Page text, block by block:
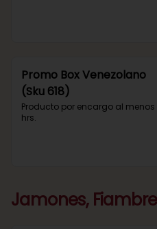
Promo Box Venezolano
(Sku 618)
Producto por encargo al menos
hrs.
Jamones,